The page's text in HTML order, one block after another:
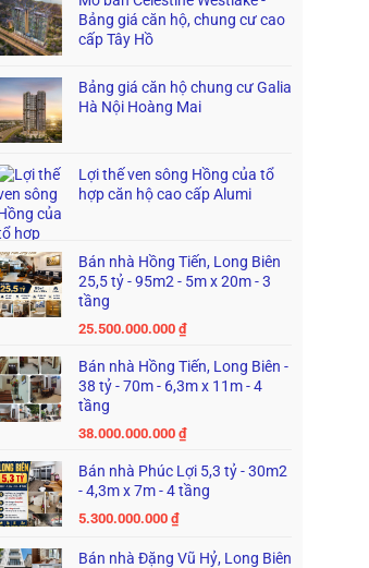
Bảng giá căn hộ, chung cư cao
cấp Tây Hồ
Bảng giá căn hộ chung cư Galia
Hà Nội Hoàng Mai
Lợi thế ven sông Hồng của tổ
hợp căn hộ cao cấp Alumi
Bán nhà Hồng Tiến, Long Biên
25,5 tỷ - 95m2 - 5m x 20m - 3
tầng
25.500.000.000₫
Bán nhà Hồng Tiến, Long Biên -
38 tỷ - 70m - 6,3m x 11m - 4
tầng
38.000.000.000₫
Bán nhà Phúc Lợi 5,3 tỷ - 30m2
- 4,3m x 7m - 4 tầng
5.300.000.000₫
Bán nhà Đặng Vũ Hỷ, Long Biên